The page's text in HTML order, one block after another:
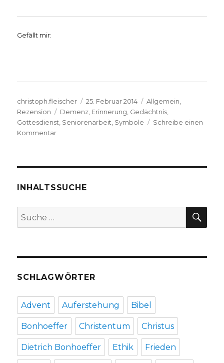
Gefällt mir:
Autor
christoph.fleischer
Veröffentlicht
am
25. Februar 2014 Kategorien
Allgemein
Rezension
Schlagwörter
Demenz Erinnerung Gedächtnis
Gottesdienst Seniorenarbeit Symbole
Schreibe einen
Kommentarzu
Gottesdienst
Rezension
Christoph
2014
INHALTSSUCHE
Suche
nach:
SCHLAGWÖRTER
Advent Auferstehung Bibel
Bonhoeffer Christentum Christus
Dietrich Bonhoeffer Ethik Frieden